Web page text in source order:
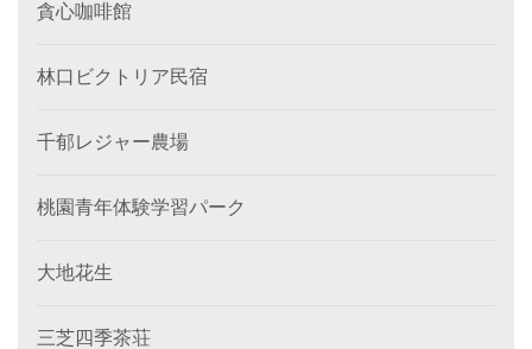
貪心咖啡館
林口ビクトリア民宿
千郁レジャー農場
桃園青年体験学習パーク
大地花生
三芝四季茶荘